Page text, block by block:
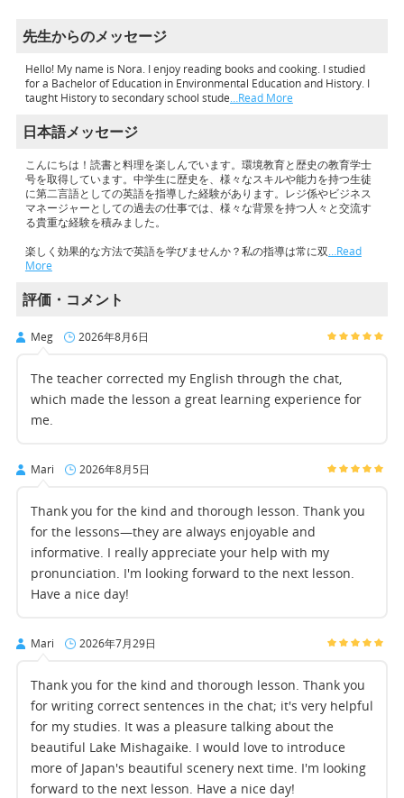
先生からのメッセージ
Hello! My name is Nora. I enjoy reading books and cooking. I studied
for a Bachelor of Education in Environmental Education and History. I
taught History to secondary school stude…Read More
日本語メッセージ
こんにちは！読書と料理を楽しんでいます。環境教育と歴史の教育学士
号を取得しています。中学生に歴史を、様々なスキルや能力を持つ生徒
に第二言語としての英語を指導した経験があります。レジ係やビジネス
マネージャーとしての過去の仕事では、様々な背景を持つ人々と交流す
る貴重な経験を積みました。
楽しく効果的な方法で英語を学びませんか？私の指導は常に双…Read
More
評価・コメント
Meg 2026年8月6日
The teacher corrected my English through the chat,
which made the lesson a great learning experience for
me.
Mari 2026年8月5日
Thank you for the kind and thorough lesson. Thank you
for the lessons—they are always enjoyable and
informative. I really appreciate your help with my
pronunciation. I'm looking forward to the next lesson.
Have a nice day!
Mari 2026年7月29日
Thank you for the kind and thorough lesson. Thank you
for writing correct sentences in the chat; it's very helpful
for my studies. It was a pleasure talking about the
beautiful Lake Mishagaike. I would love to introduce
more of Japan's beautiful scenery next time. I'm looking
forward to the next lesson. Have a nice day!